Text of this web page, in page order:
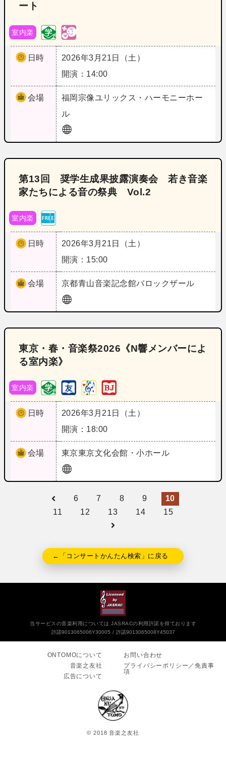
ート
室内楽
日時
2026年3月21日（土）
開演：14:00
会場 福岡 宗像ユリックス・ハーモニーホー
ル
第13回 奨学生成果披露演奏会 若き音楽
家たちによる音の祭典 Vol.2
室内楽
日時
2026年3月21日（土）
開演：15:00
会場 京都青山音楽記念館バロックザール
東京・春・音楽祭2026《N響メンバーによ
る室内楽》
室内楽
日時
2026年3月21日（土）
開演：18:00
会場 東京東京文化会館・小ホール
6 7 8 9
10
11
12 13 14 15
←「コンサートかんたん検索」に戻る
当サービスの音楽利用については JASRACの利用許諾を得ております
許諾9013065006Y30005
許諾9013065008Y45037
ONTOMOについて
音楽之友社
広告について
お問い合わせ
プライバシーポリシー／免責事
項
© 2018 音楽之友社